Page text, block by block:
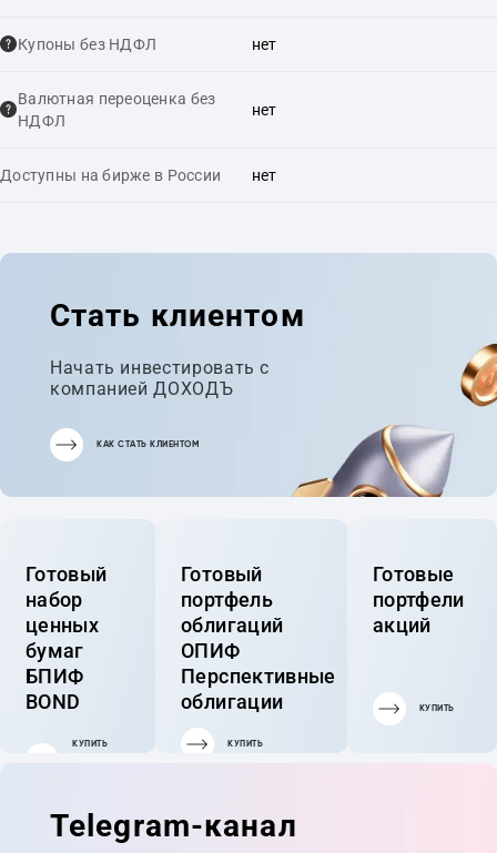
Купоны без НДФЛ нет
Валютная переоценка без
НДФЛ
нет
Доступны на бирже в России нет
Стать клиентом
Начать инвестировать с
компанией ДОХОДЪ
КАК СТАТЬ КЛИЕНТОМ
Готовый
набор
ценных
бумаг
БПИФ
BOND
КУПИТЬ
Готовый
портфель
облигаций
ОПИФ
Перспективные
облигации
КУПИТЬ
Готовые
портфели
акций
КУПИТЬ
Telegram-канал